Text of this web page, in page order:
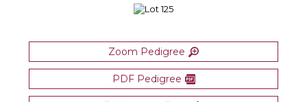
Zoom Pedigree
PDF Pedigree